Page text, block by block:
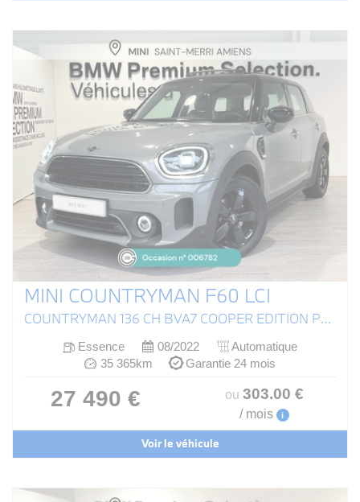
MINI COUNTRYMAN F60 LCI
COUNTRYMAN 136 CH BVA7 COOPER EDITION PREMIUM PLUS
Essence 08/2022
Automatique
35 365km
Garantie 24 mois
27 490 € ou 303.00 €
/ mois i
Voir le véhicule